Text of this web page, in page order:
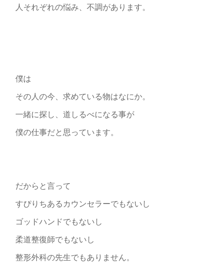
人それぞれの悩み、不調があります。
僕は
その人の今、求めている物はなにか。
一緒に探し、道しるべになる事が
僕の仕事だと思っています。
だからと言って
すぴりちあるカウンセラーでもないし
ゴッドハンドでもないし
柔道整復師でもないし
整形外科の先生でもありません。